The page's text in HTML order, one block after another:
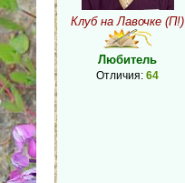
Клуб на Лавочке (П!)
Любитель
Отличия: 64